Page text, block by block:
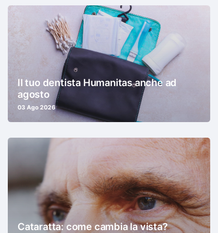
Il tuo dentista Humanitas anche ad
agosto
03 Ago 2026
Cataratta: come cambia la vista?